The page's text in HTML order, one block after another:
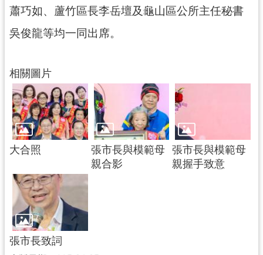
開
放
宣
蕭巧如、蘆竹區長李岳壇及龜山區公所主任秘書
吳俊龍等均一同出席。
相關圖片
大合照
張市長與模範母
親合影
張市長與模範母
親握手致意
張市長致詞